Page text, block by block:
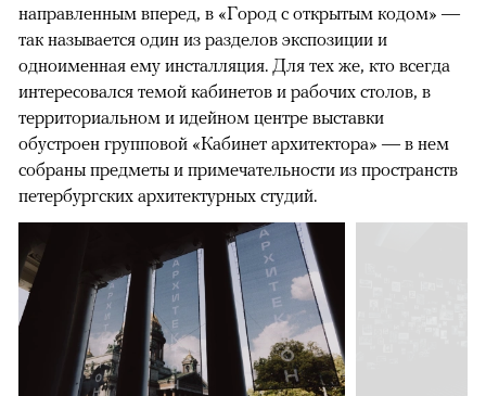
направленным вперед, в «Город с открытым кодом» —
так называется один из разделов экспозиции и
одноименная ему инсталляция. Для тех же, кто всегда
интересовался темой кабинетов и рабочих столов, в
территориальном и идейном центре выставки
обустроен групповой «Кабинет архитектора» — в нем
собраны предметы и примечательности из пространств
петербургских архитектурных студий.